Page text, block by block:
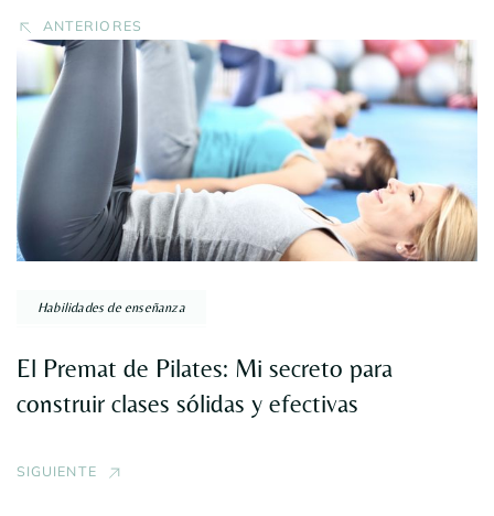
ANTERIORES
Habilidades de enseñanza
El Premat de Pilates: Mi secreto para
construir clases sólidas y efectivas
SIGUIENTE